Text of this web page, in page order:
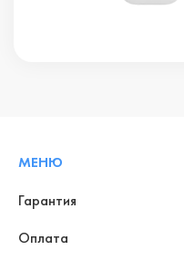
МЕНЮ
Гарантия
Оплата